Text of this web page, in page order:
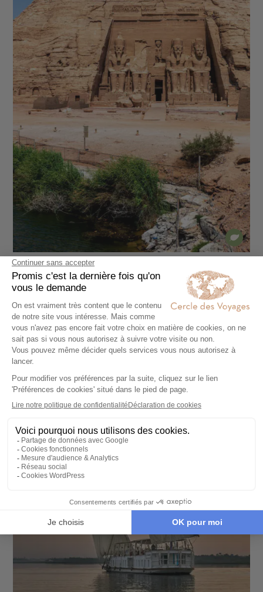
CIRCUIT ACCOMPAGNÉ
Duo de croisières intimes sur le Nil et le Lac
Nasser
11 jours - À partir de4500 €
Assouan - Louxor - Abou Simbel - Lac Nasser - Le
Nil